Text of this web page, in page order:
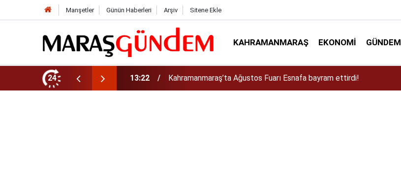
Manşetler Günün Haberleri Arşiv Sitene Ekle
KAHRAMANMARAŞ EKONOMI GÜNDEM
24 13:17 Kahramanmaraş’ta Dulkadiroğlu Kırsalına 45 Milyonluk Yol Yatırımı!